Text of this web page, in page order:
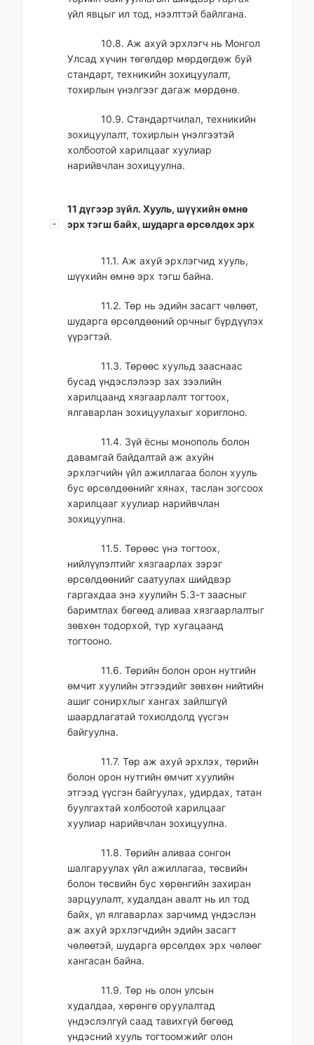
үйл явцыг ил тод, нээлттэй байлгана.
10.8. Аж ахуй эрхлэгч нь Монгол
Улсад хүчин төгөлдөр мөрдөгдөж буй
стандарт, техникийн зохицуулалт,
тохирлын үнэлгээг дагаж мөрдөнө.
10.9. Стандартчилал, техникийн
зохицуулалт, тохирлын үнэлгээтэй
холбоотой харилцааг хуулиар
нарийвчлан зохицуулна.
11 дүгээр зүйл. Хууль, шүүхийн өмнө
эрх тэгш байх, шударга өрсөлдөх эрх
11.1. Аж ахуй эрхлэгчид хууль,
шүүхийн өмнө эрх тэгш байна.
11.2. Төр нь эдийн засагт чөлөөт,
шударга өрсөлдөөний орчныг бүрдүүлэх
үүрэгтэй.
11.3. Төрөөс хуульд зааснаас
бусад үндэслэлээр зах зээлийн
харилцаанд хязгаарлалт тогтоох,
ялгаварлан зохицуулахыг хориглоно.
11.4. Зүй ёсны монополь болон
давамгай байдалтай аж ахуйн
эрхлэгчийн үйл ажиллагаа болон хууль
бус өрсөлдөөнийг хянах, таслан зогсоох
харилцааг хуулиар нарийвчлан
зохицуулна.
11.5. Төрөөс үнэ тогтоох,
нийлүүлэлтийг хязгаарлах зэрэг
өрсөлдөөнийг саатуулах шийдвэр
гаргахдаа энэ хуулийн 5.3-т заасныг
баримтлах бөгөөд аливаа хязгаарлалтыг
зөвхөн тодорхой, түр хугацаанд
тогтооно.
11.6. Төрийн болон орон нутгийн
өмчит хуулийн этгээдийг зөвхөн нийтийн
ашиг сонирхлыг хангах зайлшгүй
шаардлагатай тохиолдолд үүсгэн
байгуулна.
11.7. Төр аж ахуй эрхлэх, төрийн
болон орон нутгийн өмчит хуулийн
этгээд үүсгэн байгуулах, удирдах, татан
буулгахтай холбоотой харилцааг
хуулиар нарийвчлан зохицуулна.
11.8. Төрийн аливаа сонгон
шалгаруулах үйл ажиллагаа, төсвийн
болон төсвийн бус хөрөнгийн захиран
зарцуулалт, худалдан авалт нь ил тод
байх, үл ялгаварлах зарчимд үндэслэн
аж ахуй эрхлэгчдийн эдийн засагт
чөлөөтэй, шударга өрсөлдөх эрх чөлөөг
хангасан байна.
11.9. Төр нь олон улсын
худалдаа, хөрөнгө оруулалтад
үндэслэлгүй саад тавихгүй бөгөөд
үндэсний хууль тогтоомжийг олон